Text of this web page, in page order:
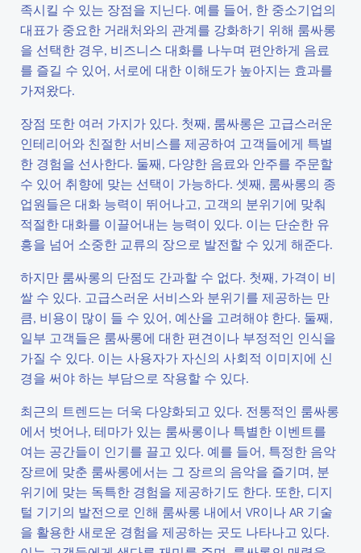
족시킬 수 있는 장점을 지닌다. 예를 들어, 한 중소기업의
대표가 중요한 거래처와의 관계를 강화하기 위해 룸싸롱
을 선택한 경우, 비즈니스 대화를 나누며 편안하게 음료
를 즐길 수 있어, 서로에 대한 이해도가 높아지는 효과를
가져왔다.
장점 또한 여러 가지가 있다. 첫째, 룸싸롱은 고급스러운
인테리어와 친절한 서비스를 제공하여 고객들에게 특별
한 경험을 선사한다. 둘째, 다양한 음료와 안주를 주문할
수 있어 취향에 맞는 선택이 가능하다. 셋째, 룸싸롱의 종
업원들은 대화 능력이 뛰어나고, 고객의 분위기에 맞춰
적절한 대화를 이끌어내는 능력이 있다. 이는 단순한 유
흥을 넘어 소중한 교류의 장으로 발전할 수 있게 해준다.
하지만 룸싸롱의 단점도 간과할 수 없다. 첫째, 가격이 비
쌀 수 있다. 고급스러운 서비스와 분위기를 제공하는 만
큼, 비용이 많이 들 수 있어, 예산을 고려해야 한다. 둘째,
일부 고객들은 룸싸롱에 대한 편견이나 부정적인 인식을
가질 수 있다. 이는 사용자가 자신의 사회적 이미지에 신
경을 써야 하는 부담으로 작용할 수 있다.
최근의 트렌드는 더욱 다양화되고 있다. 전통적인 룸싸롱
에서 벗어나, 테마가 있는 룸싸롱이나 특별한 이벤트를
여는 공간들이 인기를 끌고 있다. 예를 들어, 특정한 음악
장르에 맞춘 룸싸롱에서는 그 장르의 음악을 즐기며, 분
위기에 맞는 독특한 경험을 제공하기도 한다. 또한, 디지
털 기기의 발전으로 인해 룸싸롱 내에서 VR이나 AR 기술
을 활용한 새로운 경험을 제공하는 곳도 나타나고 있다.